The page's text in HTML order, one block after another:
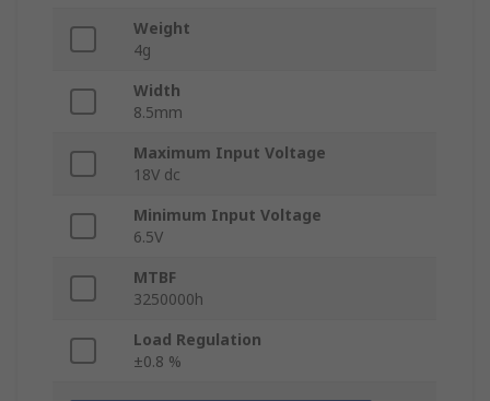
Weight
4g
Width
8.5mm
Maximum Input Voltage
18V dc
Minimum Input Voltage
6.5V
MTBF
3250000h
Load Regulation
±0.8 %